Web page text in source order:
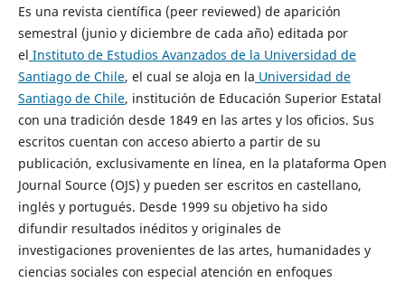
Es una revista científica (peer reviewed) de aparición
semestral (junio y diciembre de cada año) editada por
el Instituto de Estudios Avanzados de la Universidad de
Santiago de Chile, el cual se aloja en la Universidad de
Santiago de Chile, institución de Educación Superior Estatal
con una tradición desde 1849 en las artes y los oficios. Sus
escritos cuentan con acceso abierto a partir de su
publicación, exclusivamente en línea, en la plataforma Open
Journal Source (OJS) y pueden ser escritos en castellano,
inglés y portugués. Desde 1999 su objetivo ha sido
difundir resultados inéditos y originales de
investigaciones provenientes de las artes, humanidades y
ciencias sociales con especial atención en enfoques